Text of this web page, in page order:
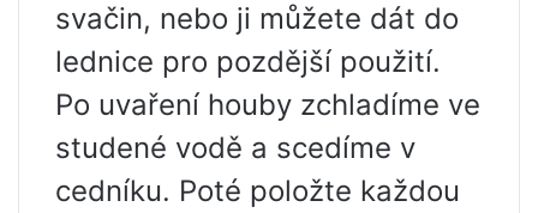
svačin, nebo ji můžete dát do
lednice pro pozdější použití.
Po uvaření houby zchladíme ve
studené vodě a scedíme v
cedníku. Poté položte každou